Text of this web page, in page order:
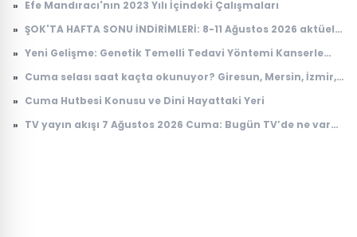
» Efe Mandıracı'nın 2023 Yılı İçindeki Çalışmaları
» ŞOK'TA HAFTA SONU İNDİRİMLERİ: 8-11 Ağustos 2026 aktüel
» Yeni Gelişme: Genetik Temelli Tedavi Yöntemi Kanserle
» Cuma selası saat kaçta okunuyor? Giresun, Mersin, İzmir,
» Cuma Hutbesi Konusu ve Dini Hayattaki Yeri
» TV yayın akışı 7 Ağustos 2026 Cuma: Bugün TV’de ne var?